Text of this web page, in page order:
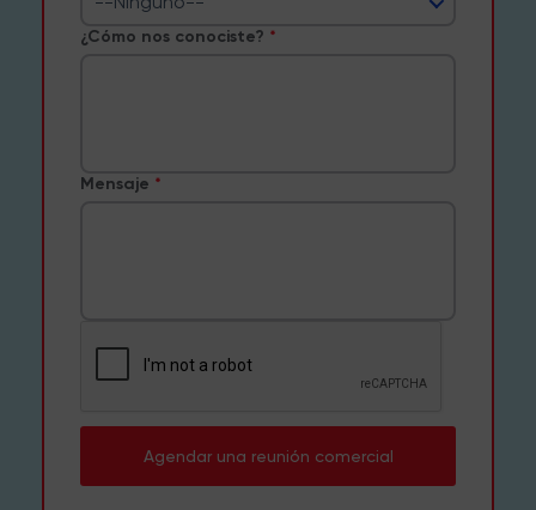
¿Cómo nos conociste?
Mensaje
Agendar una reunión comercial